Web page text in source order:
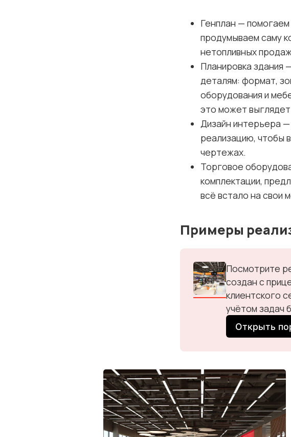
Генплан — помогаем
продумываем саму
нетопливных
Планировка здания
деталям: формат,
оборудования и
это может
Дизайн интерьера
реализацию, чтобы
чертежах.
Торговое
комплектации,
всё встало на свои
Примеры
Посмотрите
создан с
клиентского
учётом задач
Открыть